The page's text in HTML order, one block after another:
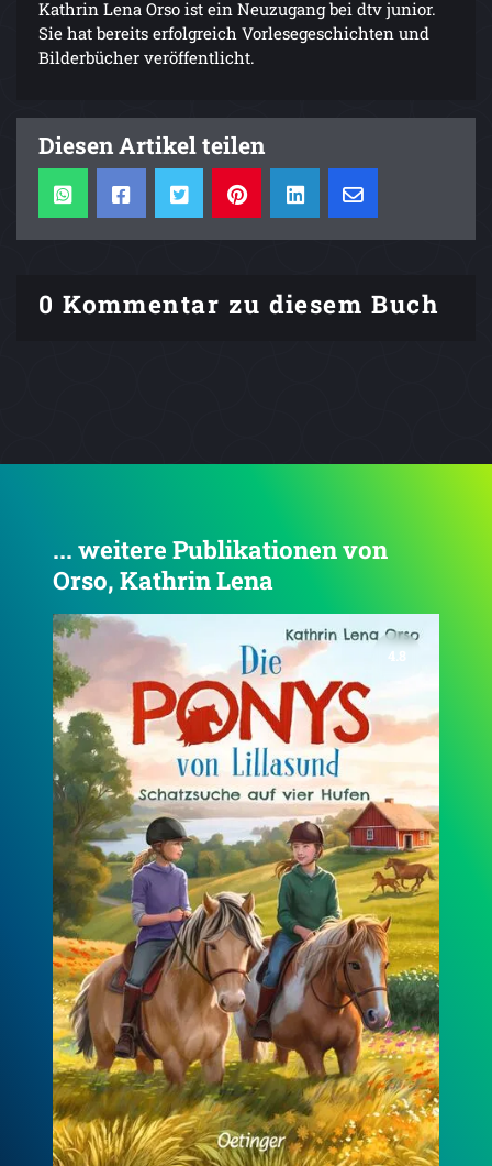
Kathrin Lena Orso ist ein Neuzugang bei dtv junior.
Sie hat bereits erfolgreich Vorlesegeschichten und
Bilderbücher veröffentlicht.
Diesen Artikel teilen
0 Kommentar zu diesem Buch
... weitere Publikationen von
Orso, Kathrin Lena
4.8